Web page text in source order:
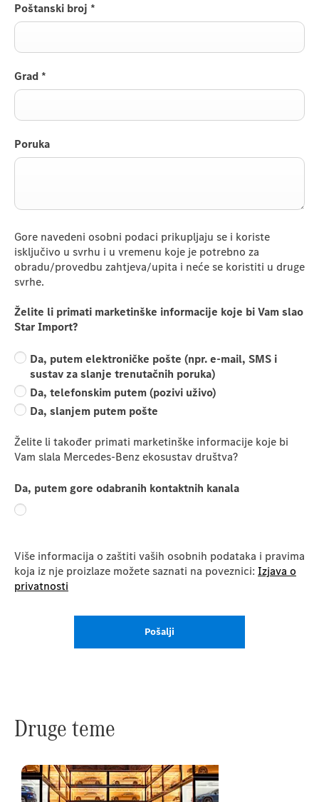
Poštanski broj *
Grad *
Poruka
Gore navedeni osobni podaci prikupljaju se i koriste
isključivo u svrhu i u vremenu koje je potrebno za
obradu/provedbu zahtjeva/upita i neće se koristiti u druge
svrhe.
Želite li primati marketinške informacije koje bi Vam slao
Star Import?
Da, putem elektroničke pošte (npr. e-mail, SMS i
sustav za slanje trenutačnih poruka)
Da, telefonskim putem (pozivi uživo)
Da, slanjem putem pošte
Želite li također primati marketinške informacije koje bi
Vam slala Mercedes-Benz ekosustav društva?
Da, putem gore odabranih kontaktnih kanala
Više informacija o zaštiti vaših osobnih podataka i pravima
koja iz nje proizlaze možete saznati na poveznici: Izjava o
privatnosti
Pošalji
Druge teme